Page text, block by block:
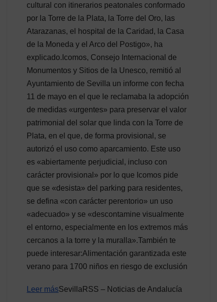
cultural con itinerarios peatonales conformado
por la Torre de la Plata, la Torre del Oro, las
Atarazanas, el hospital de la Caridad, la Casa
de la Moneda y el Arco del Postigo», ha
explicado.Icomos, Consejo Internacional de
Monumentos y Sitios de la Unesco, remitió al
Ayuntamiento de Sevilla un informe con fecha
11 de mayo en el que le reclamaba la adopción
de medidas «urgentes» para preservar el valor
patrimonial del solar que linda con la Torre de
Plata, en el que, de forma provisional, se
autorizó el uso como aparcamiento. Este uso
es «abiertamente perjudicial, incluso con
carácter provisional» por lo que Icomos pide
que se «desista» del parking para residentes,
se defina «con carácter perentorio» un uso
«adecuado» y se «descontamine visualmente
el entorno, especialmente en los extremos más
cercanos a la torre y la muralla».También te
puede interesar:Alimentación garantizada este
verano para 1700 niños en riesgo de exclusión
Leer másSevillaRSS – Noticias de Andalucía